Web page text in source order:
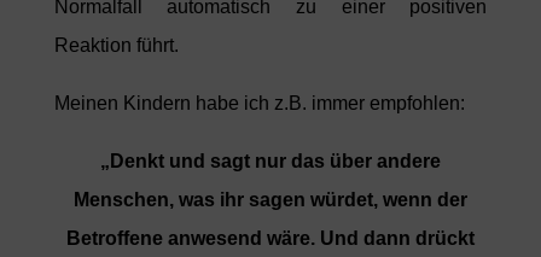
Normalfall automatisch zu einer positiven
Reaktion führt.
Meinen Kindern habe ich z.B. immer empfohlen:
„Denkt und sagt nur das über andere
Menschen, was ihr sagen würdet, wenn der
Betroffene anwesend wäre. Und dann drückt